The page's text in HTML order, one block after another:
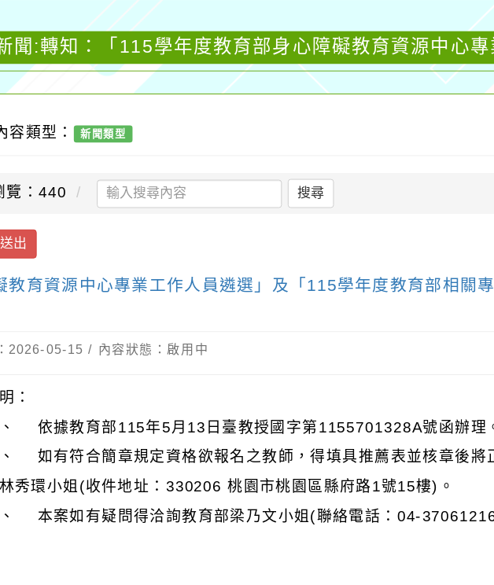
聞:轉知：「115學年度教育部身心障礙教育資源中心專
容類型： 新聞類型
覽：440 搜尋
送出
育資源中心專業工作人員遴選」及「115學年度教育部相關
2026-05-15 / 內容狀態：啟用中
明：
依據教育部115年5月13日臺教授國字第1155701328A號函辦理
如有符合簡章規定資格欲報名之教師，得填具推薦表並核章後將
秀環小姐(收件地址：330206 桃園市桃園區縣府路1號15樓)。
本案如有疑問得洽詢教育部梁乃文小姐(聯絡電話：04-